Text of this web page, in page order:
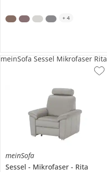
+ 4
meinSofa
Sessel
Mikrofaser
Rita
meinSofa Sessel Mikrofaser Rita